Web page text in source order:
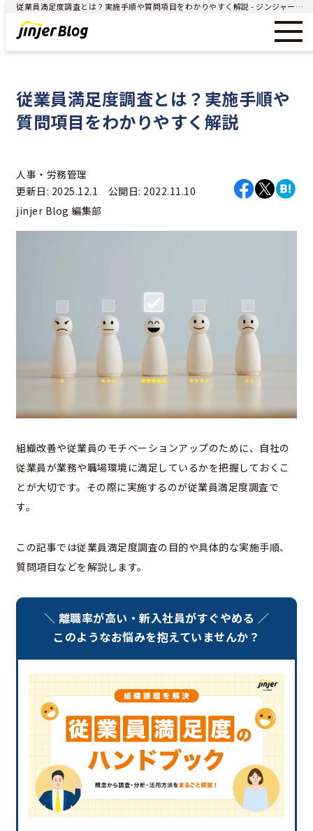
従業員満足度調査とは？実施手順や質問項目をわかりやすく解説 - ジンジャー（jinjer）｜統合型人事システム
従業員満足度調査とは？実施手順や
質問項目をわかりやすく解説
人事・労務管理
更新日: 2025.12.1 公開日: 2022.11.10
jinjer Blog 編集部
組織改善や従業員のモチベーションアップのために、自社の
従業員が業務や職場環境に満足しているかを把握しておくこ
とが大切です。その際に実施するのが従業員満足度調査で
す。
この記事では従業員満足度調査の目的や具体的な実施手順、
質問項目などを解説します。
＼ 離職率が高い・新入社員がすぐやめる ／
このようなお悩みを抱えていませんか？